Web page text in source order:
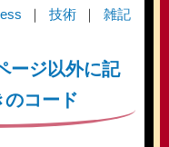
技術 雑記
ージ以外に記
コード